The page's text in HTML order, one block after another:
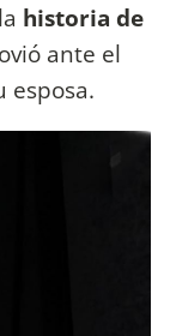
historia de
ante el
esposa.